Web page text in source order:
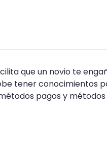
que un novio te
tener conocimientos
pagos y